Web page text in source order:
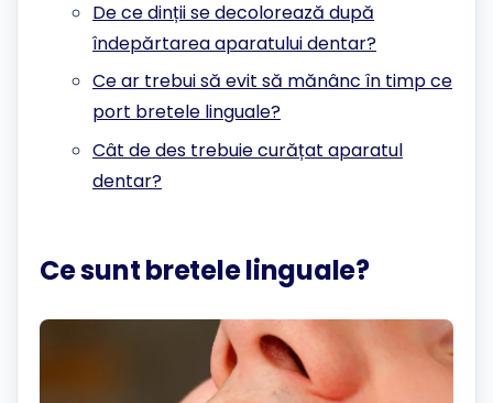
De ce dinții se decolorează după
îndepărtarea aparatului dentar?
Ce ar trebui să evit să mănânc în timp ce
port bretele linguale?
Cât de des trebuie curățat aparatul
dentar?
Ce sunt bretele linguale?